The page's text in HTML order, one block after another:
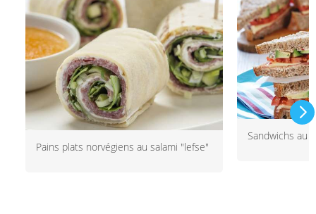
Pains plats norvégiens au salami "lefse"
Sandwichs au